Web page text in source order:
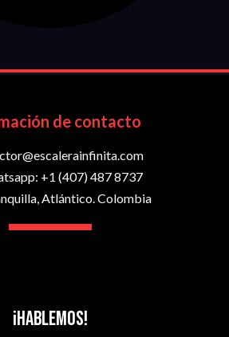
de contacto
+1 (407) 487 8737
Atlántico. Colombia
¡Hablemos!